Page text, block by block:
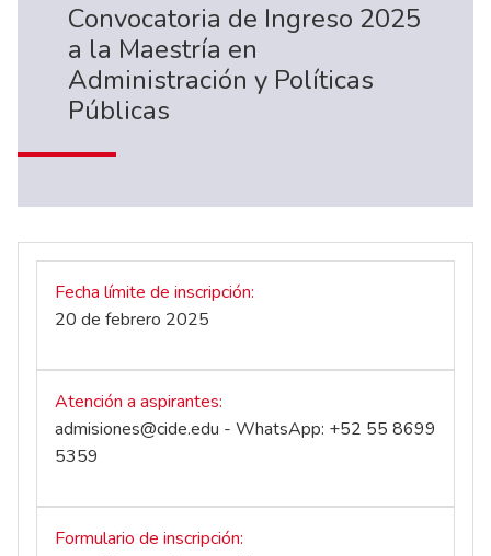
Convocatoria de Ingreso 2025
a la Maestría en
Administración y Políticas
Públicas
Fecha límite de inscripción
20 de febrero 2025
Atención a aspirantes
admisiones@cide.edu - WhatsApp: +52 55 8699
5359
Formulario de inscripción